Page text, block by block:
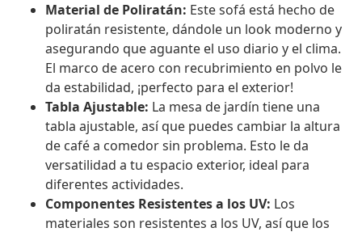
Material de Poliratán: Este sofá está hecho de
poliratán resistente, dándole un look moderno y
asegurando que aguante el uso diario y el clima.
El marco de acero con recubrimiento en polvo le
da estabilidad, ¡perfecto para el exterior!
Tabla Ajustable: La mesa de jardín tiene una
tabla ajustable, así que puedes cambiar la altura
de café a comedor sin problema. Esto le da
versatilidad a tu espacio exterior, ideal para
diferentes actividades.
Componentes Resistentes a los UV: Los
materiales son resistentes a los UV, así que los